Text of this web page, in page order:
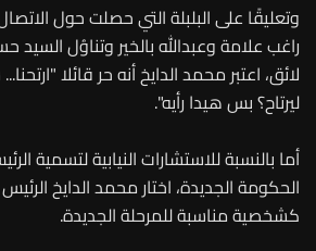
وتعليقًا على البلبلة التي حصلت حول
راغب علامة وعبدالله بالخير وتناوُل السيد
لائق، اعتبر محمد الدايخ أنه حر قائلا
ليرتاح؟ بس هيدا رأيه".
أما بالنسبة للاستشارات النيابية لتسمية
الحكومة الجديدة، اختار محمد الدايخ
كشخصية مناسبة للمرحلة الجديدة.